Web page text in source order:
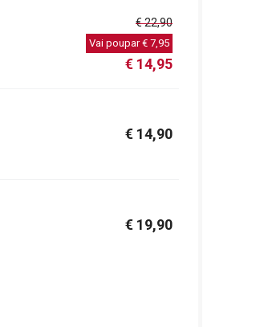
€ 22,90
Vai poupar€ 7,95
€ 14,95
€ 14,90
€ 19,90